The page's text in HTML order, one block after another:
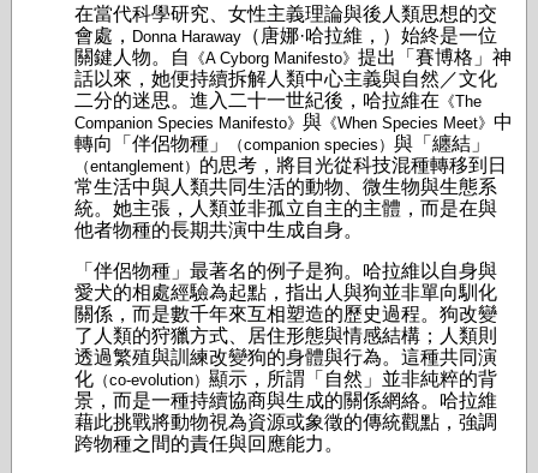
在當代科學研究、女性主義理論與後人類思想的交
會處， Donna Haraway （唐娜·哈拉維，）始終是一位
關鍵人物。自 《A Cyborg Manifesto》 提出「賽博格」神
話以來，她便持續拆解人類中心主義與自然／文化
二分的迷思。進入二十一世紀後，哈拉維在 《The
Companion Species Manifesto》 與 《When Species Meet》 中
轉向「伴侶物種」
（companion species） 與「纏結」
（entanglement） 的思考，將目光從科技混種轉移到日
常生活中與人類共同生活的動物、微生物與生態系
統。她主張，人類並非孤立自主的主體，而是在與
他者物種的長期共演中生成自身。
「伴侶物種」最著名的例子是狗。哈拉維以自身與
愛犬的相處經驗為起點，指出人與狗並非單向馴化
關係，而是數千年來互相塑造的歷史過程。狗改變
了人類的狩獵方式、居住形態與情感結構；人類則
透過繁殖與訓練改變狗的身體與行為。這種共同演
化 （co-evolution） 顯示，所謂「自然」並非純粹的背
景，而是一種持續協商與生成的關係網絡。哈拉維
藉此挑戰將動物視為資源或象徵的傳統觀點，強調
跨物種之間的責任與回應能力。